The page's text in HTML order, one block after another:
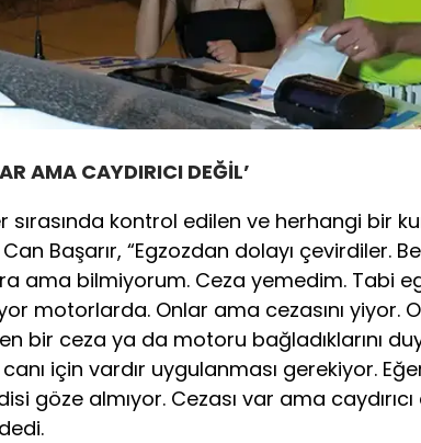
AMA CAYDIRICI DEĞİL’
sırasında kontrol edilen ve herhangi bir
Başarır, “Egzozdan dolayı çevirdiler.
ama bilmiyorum. Ceza yemedim. Tabi
motorlarda. Onlar ama cezasını yiyor.
bir ceza ya da motoru bağladıklarını
canı için vardır uygulanması gerekiyor.
göze almıyor. Cezası var ama